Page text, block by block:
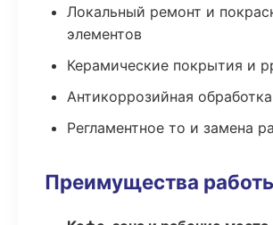
Локальный ремонт и
элементов
Керамические покрытия и
Антикоррозийная
Регламентное то и замена
Преимущества